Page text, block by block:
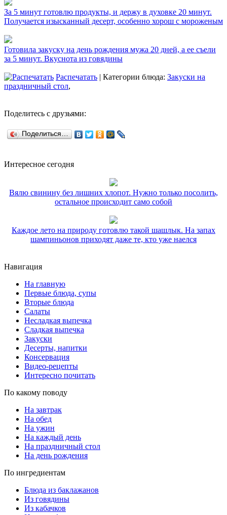
За 5 минут готовлю продукты, и держу в духовке 20 минут.
Получается изысканный десерт, особенно хорош с мороженым
Готовила закуску на день рождения мужа 20 дней, а ее съели
за 5 минут. Вкуснота из говядины
Распечатать | Категории блюда: Закуски на
праздничный стол,
Поделитесь с друзьями:
Поделиться…
Интересное сегодня
Вялю свинину без лишних хлопот. Нужно только посолить,
остальное происходит само собой
Каждое лето на природу готовлю такой шашлык. На запах
шампиньонов приходят даже те, кто уже наелся
Навигация
На главную
Первые блюда, супы
Вторые блюда
Салаты
Несладкая выпечка
Сладкая выпечка
Закуски
Десерты, напитки
Консервация
Видео-рецепты
Интересно почитать
По какому поводу
На завтрак
На обед
На ужин
На каждый день
На праздничный стол
На день рождения
По ингредиентам
Блюда из баклажанов
Из говядины
Из кабачков